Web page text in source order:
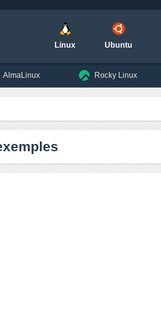
Linux Ubuntu
AlmaLinux Rocky Linux